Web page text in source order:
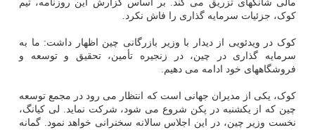
مالی شانگهای تزریق می کند. بر اساس گزارش این روزنامه، تیم
کوک، جزئیات سرمایه گذاری را فاش نکرد.
کوک در ویدئویی از دیدار با وزیر بازرگانی چین اظهار داشت: ما به
سرمایه گذاری در چین، در زنجیره تأمین، تحقیق و توسعه و
فروشگاههای خود ادامه می دهیم.
کوک، یکی از مدیران جهانی است که انتظار می رود در مجمع توسعه
چین که از یکشنبه در پکن شروع می شود، شرکت نماید. لی کیانگ،
نخست وزیر چین، در این اجلاس سالانه سخنرانی خواهد نمود. گمانه